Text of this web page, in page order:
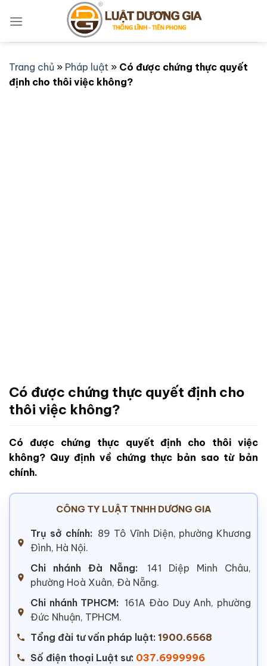
qua
Trang chủ » Pháp luật » Có được chứng thực quyết
định cho thôi việc không?
Có được chứng thực quyết định cho
thôi việc không?
Có được chứng thực quyết định cho thôi việc
không? Quy định về chứng thực bản sao từ bản
chính.
CÔNG TY LUẬT TNHH DƯƠNG GIA
Trụ sở chính: 89 Tô Vĩnh Diện, phường Khương
Đình, Hà Nội.
Chi nhánh Đà Nẵng:
141 Diệp Minh Châu,
phường Hoà Xuân, Đà Nẵng.
Chi nhánh TPHCM: 161A Đào Duy Anh, phường
Đức Nhuận, TPHCM.
Tổng đài tư vấn pháp luật: 1900.6568
Số điện thoại Luật sư: 037.6999996